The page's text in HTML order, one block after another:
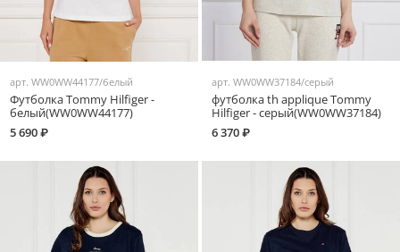
арт.WW0WW44177/белый
Футболка Tommy Hilfiger -
белый(WW0WW44177)
5 690 ₽
арт. WW0WW37184/серый
футболка th applique Tommy
Hilfiger - серый(WW0WW37184)
6 370 ₽